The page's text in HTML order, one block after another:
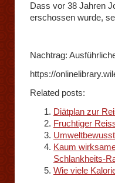
Dass vor 38 Jahren
erschossen wurde,
Nachtrag:
https://
Related posts:
Diätplan zur
Fruchtiger
Kaum
Schlankheits-
Wie viele